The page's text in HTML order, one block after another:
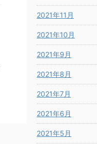
2021年11月
2021年10月
2021年9月
2021年8月
2021年7月
2021年6月
2021年5月